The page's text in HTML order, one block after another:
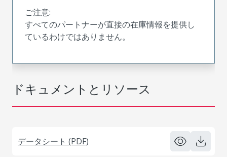
ドキュメントとリソース
データシート (PDF)
ご注意:
すべてのパートナーが直接の在庫情報を提供し
ているわけではありません。